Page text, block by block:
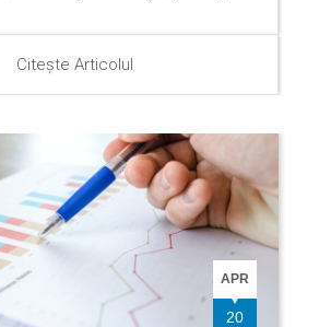
Citește Articolul
APR
20